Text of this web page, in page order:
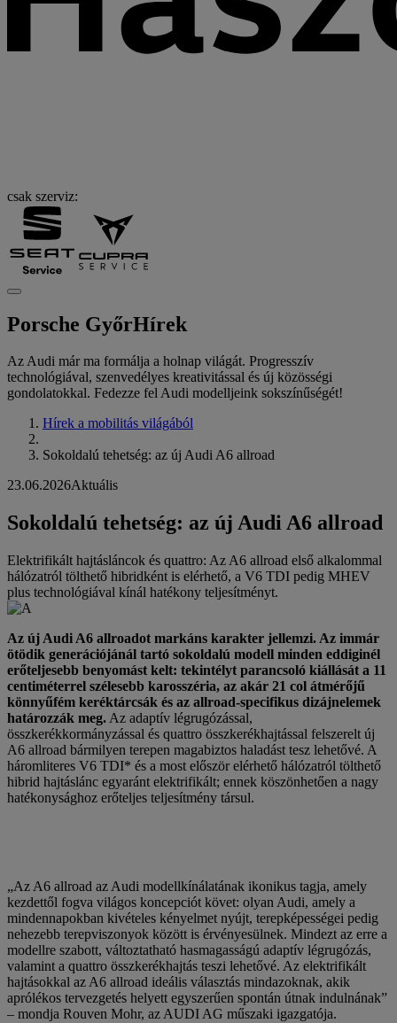
csak szerviz:
Porsche GyőrHírek
Az Audi már ma formálja a holnap világát. Progresszív
technológiával, szenvedélyes kreativitással és új közösségi
gondolatokkal. Fedezze fel Audi modelljeink sokszínűségét!
Hírek a mobilitás világából
Sokoldalú tehetség: az új Audi A6 allroad
23.06.2026Aktuális
Sokoldalú tehetség: az új Audi A6 allroad
Elektrifikált hajtásláncok és quattro: Az A6 allroad első alkalommal
hálózatról tölthető hibridként is elérhető, a V6 TDI pedig MHEV
plus technológiával kínál hatékony teljesítményt.
Az új Audi A6 allroadot markáns karakter jellemzi. Az immár
ötödik generációjánál tartó sokoldalú modell minden eddiginél
erőteljesebb benyomást kelt: tekintélyt parancsoló kiállását a 11
centiméterrel szélesebb karosszéria, az akár 21 col átmérőjű
könnyűfém keréktárcsák és az allroad-specifikus dizájnelemek
határozzák meg. Az adaptív légrugózással,
összkerékkormányzással és quattro összkerékhajtással felszerelt új
A6 allroad bármilyen terepen magabiztos haladást tesz lehetővé. A
háromliteres V6 TDI* és a most először elérhető hálózatról tölthető
hibrid hajtáslánc egyaránt elektrifikált; ennek köszönhetően a nagy
hatékonysághoz erőteljes teljesítmény társul.
„Az A6 allroad az Audi modellkínálatának ikonikus tagja, amely
kezdettől fogva világos koncepciót követ: olyan Audi, amely a
mindennapokban kivételes kényelmet nyújt, terepképességei pedig
nehezebb terepviszonyok között is érvényesülnek. Mindezt az erre a
modellre szabott, változtatható hasmagasságú adaptív légrugózás,
valamint a quattro összkerékhajtás teszi lehetővé. Az elektrifikált
hajtásokkal az A6 allroad ideális választás mindazoknak, akik
aprólékos tervezgetés helyett egyszerűen spontán útnak indulnának”
– mondja Rouven Mohr, az AUDI AG műszaki igazgatója.